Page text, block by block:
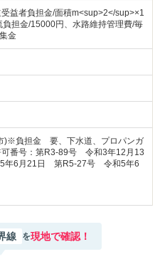
益者負担金/面積m<sup>2</sup>×1
担金/15000円、水路維持管理費/毎
金
)※負担金 要、下水道、プロパンガ
可番号：第R3-89号 令和3年12月13
6月21日 第R5-27号 令和5年6
線 を現地で確認！